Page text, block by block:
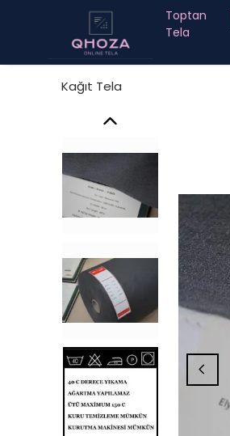
Toptan
Tela
Kağıt Tela